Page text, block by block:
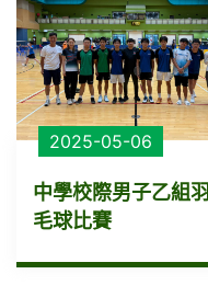
2025-05-06
中學校際男子乙組羽
毛球比賽